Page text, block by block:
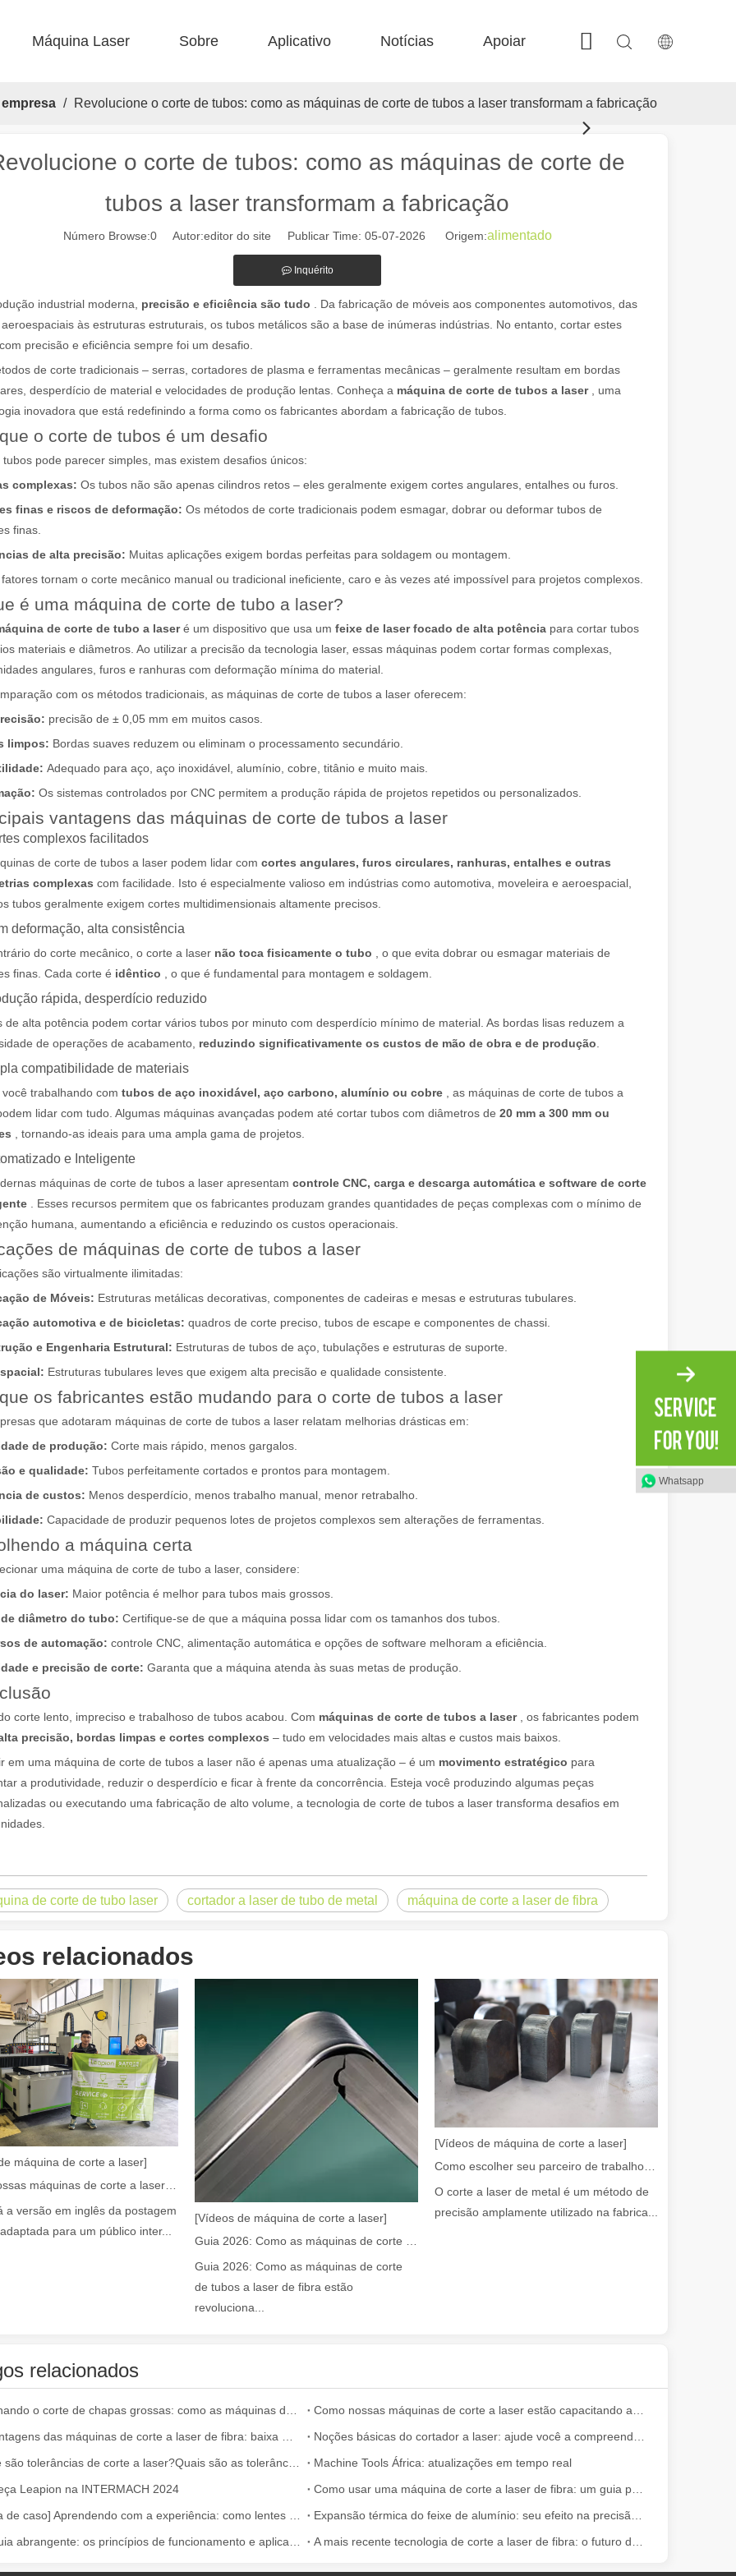
Máquina Laser Sobre Aplicativo Notícias Apoiar Contate-nos
/ Revolucione o corte de tubos: como as máquinas de corte de tubos a laser transformam a fabricação
de marcação a laser na paisagem industrial e de fabricação moderna, as máquinas de marcação a laser emergiram como
para um público internacional, mantendo o tom profissional e inspirador do original. Brilhando no Pacífico: como nossas máquinas
fibra estão revolucionando a fabricação de tubosNo mundo em rápida evolução da fabricação de metal, eficiência e precisão não são
utilizado na fabricação de metal. Pode cortar uma ampla gama de materiais com alta precisão e baixo desperdício. Neste artigo,
amplamente utilizado. É conhecido por sua precisão, eficiência e versatilidade. No entanto, alguns podem dizer que o corte a laser tem
o corte a laser é um processo de fabricação que utiliza um feixe de laser focado e de alta potência para cortar material em formatos
o corte de tubos: como as máquinas de corte de
tubos a laser transformam a fabricação
Número Browse:0Autor:editor do site Publicar Time: 05-07-2026 Origem:alimentado
Inquérito
industrial moderna, precisão e eficiência são tudo
. Da fabricação de móveis aos componentes automotivos, das
às estruturas estruturais, os tubos metálicos são a base de inúmeras indústrias. No entanto, cortar estes
precisão e eficiência sempre foi um desafio.
de corte tradicionais – serras, cortadores de plasma e ferramentas mecânicas – geralmente resultam em bordas
desperdício de material e velocidades de produção lentas. Conheça a máquina de corte de tubos a laser
, uma
inovadora que está redefinindo a forma como os fabricantes abordam a fabricação de tubos.
o corte de tubos é um desafio
tubos pode parecer simples, mas existem desafios únicos:
complexas: Os tubos não são apenas cilindros retos – eles geralmente exigem cortes angulares, entalhes ou furos.
finas e riscos de deformação: Os métodos de corte tradicionais podem esmagar, dobrar ou deformar tubos de
finas.
de alta precisão: Muitas aplicações exigem bordas perfeitas para soldagem ou montagem.
fatores tornam o corte mecânico manual ou tradicional ineficiente, caro e às vezes até impossível para projetos complexos.
é uma máquina de corte de tubo a laser?
de corte de tubo a laseré um dispositivo que usa um feixe de laser focado de alta potência para cortar tubos
materiais e diâmetros. Ao utilizar a precisão da tecnologia laser, essas máquinas podem cortar formas complexas,
angulares, furos e ranhuras com deformação mínima do material.
com os métodos tradicionais, as máquinas de corte de tubos a laser oferecem:
precisão de ± 0,05 mm em muitos casos.
limpos: Bordas suaves reduzem ou eliminam o processamento secundário.
Adequado para aço, aço inoxidável, alumínio, cobre, titânio e muito mais.
Os sistemas controlados por CNC permitem a produção rápida de projetos repetidos ou personalizados.
vantagens das máquinas de corte de tubos a laser
complexos facilitados
de corte de tubos a laser podem lidar com cortes angulares, furos circulares, ranhuras, entalhes e outras
complexas com facilidade. Isto é especialmente valioso em indústrias como automotiva, moveleira e aeroespacial,
tubos geralmente exigem cortes multidimensionais altamente precisos.
deformação, alta consistência
do corte mecânico, o corte a laser não toca fisicamente o tubo
, o que evita dobrar ou esmagar materiais de
finas. Cada corte é idêntico , o que é fundamental para montagem e soldagem.
rápida, desperdício reduzido
de alta potência podem cortar vários tubos por minuto com desperdício mínimo de material. As bordas lisas reduzem a
de operações de acabamento, reduzindo significativamente os custos de mão de obra e de produção
compatibilidade de materiais
você trabalhando com tubos de aço inoxidável, aço carbono, alumínio ou cobre
, as máquinas de corte de tubos a
lidar com tudo. Algumas máquinas avançadas podem até cortar tubos com diâmetros de 20 mm a 300 mm ou
, tornando-as ideais para uma ampla gama de projetos.
e Inteligente
máquinas de corte de tubos a laser apresentam controle CNC, carga e descarga automática e software de corte
. Esses recursos permitem que os fabricantes produzam grandes quantidades de peças complexas com o mínimo de
humana, aumentando a eficiência e reduzindo os custos operacionais.
de máquinas de corte de tubos a laser
são virtualmente ilimitadas:
de Móveis: Estruturas metálicas decorativas, componentes de cadeiras e mesas e estruturas tubulares.
automotiva e de bicicletas: quadros de corte preciso, tubos de escape e componentes de chassi.
e Engenharia Estrutural: Estruturas de tubos de aço, tubulações e estruturas de suporte.
Estruturas tubulares leves que exigem alta precisão e qualidade consistente.
os fabricantes estão mudando para o corte de tubos a laser
que adotaram máquinas de corte de tubos a laser relatam melhorias drásticas em:
de produção: Corte mais rápido, menos gargalos.
e qualidade: Tubos perfeitamente cortados e prontos para montagem.
de custos: Menos desperdício, menos trabalho manual, menor retrabalho.
Capacidade de produzir pequenos lotes de projetos complexos sem alterações de ferramentas.
a máquina certa
uma máquina de corte de tubo a laser, considere:
do laser: Maior potência é melhor para tubos mais grossos.
diâmetro do tubo: Certifique-se de que a máquina possa lidar com os tamanhos dos tubos.
de automação: controle CNC, alimentação automática e opções de software melhoram a eficiência.
e precisão de corte: Garanta que a máquina atenda às suas metas de produção.
corte lento, impreciso e trabalhoso de tubos acabou. Com máquinas de corte de tubos a laser
, os fabricantes podem
precisão, bordas limpas e cortes complexos – tudo em velocidades mais altas e custos mais baixos.
em uma máquina de corte de tubos a laser não é apenas uma atualização – é um movimento estratégico para
a produtividade, reduzir o desperdício e ficar à frente da concorrência. Esteja você produzindo algumas peças
ou executando uma fabricação de alto volume, a tecnologia de corte de tubos a laser transforma desafios em
de corte de tubo laser cortador a laser de tubo de metal máquina de corte a laser de fibra
relacionados
máquina de corte a laser]
a versão em inglês da postagem
para um público inter...
[Vídeos de máquina de corte a laser]
Guia 2026: Como as máquinas de corte
de tubos a laser de fibra estão
revoluciona...
[Vídeos de máquina de corte a laser]
Como escolher seu parceiro de trabalho: máquina de corte a laser
O corte a laser de metal é um método de
precisão amplamente utilizado na fabrica...
relacionados
Machine Tools África: atualizações em tempo real
Leapion na INTERMACH 2024
Whatsapp